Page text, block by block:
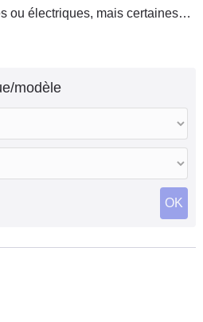
ou électriques, mais certaines
des SUV urbains hybrides :
et Toyota Yaris Cross.
modèle
OK